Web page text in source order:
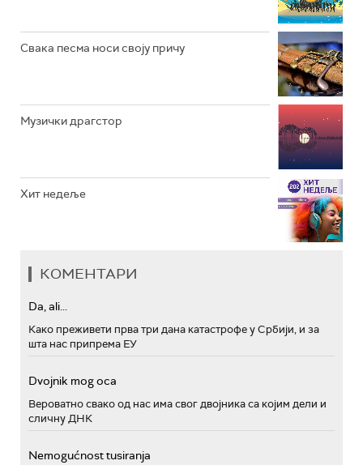
Свака песма носи своју причу
Музички драгстор
Хит недеље
КОМЕНТАРИ
Da, ali...
Како преживети прва три дана катастрофе у Србији, и за
шта нас припрема ЕУ
Dvojnik mog oca
Вероватно свако од нас има свог двојника са којим дели и
сличну ДНК
Nemogućnost tusiranja